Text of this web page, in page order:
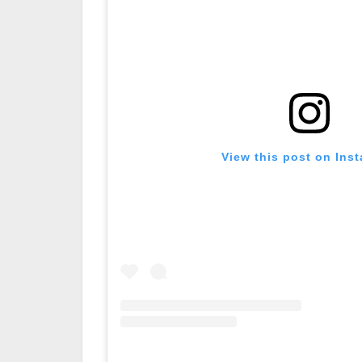
View this post on